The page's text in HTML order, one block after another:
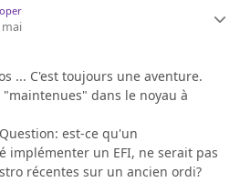
mai
... C'est toujours une aventure.
dans le noyau à
est-ce qu'un
implémenter un EFI, ne serait pas
récentes sur un ancien ordi?